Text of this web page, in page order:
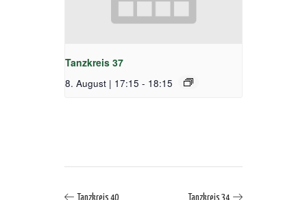
Tanzkreis 37
8. August | 17:15 - 18:15
Tanzkreis 40 Tanzkreis 34